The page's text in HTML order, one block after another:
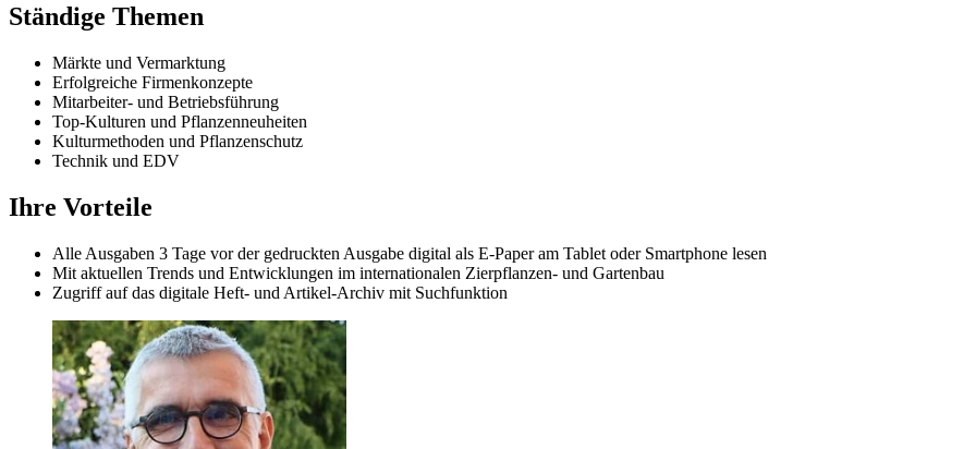
Ständige Themen
Märkte und Vermarktung
Erfolgreiche Firmenkonzepte
Mitarbeiter- und Betriebsführung
Top-Kulturen und Pflanzenneuheiten
Kulturmethoden und Pflanzenschutz
Technik und EDV
Ihre Vorteile
Alle Ausgaben 3 Tage vor der gedruckten Ausgabe digital als E-Paper am Tablet oder Smartphone lesen
Mit aktuellen Trends und Entwicklungen im internationalen Zierpflanzen- und Gartenbau
Zugriff auf das digitale Heft- und Artikel-Archiv mit Suchfunktion